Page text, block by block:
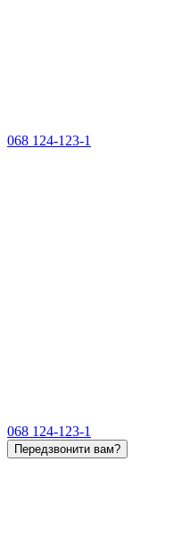
068 124-123-1
068 124-123-1
Передзвонити вам?